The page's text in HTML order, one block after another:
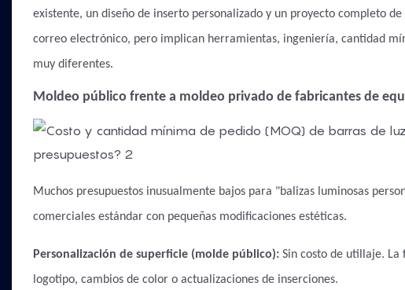
existente, un diseño de inserto personalizado y un proyecto completo
correo electrónico, pero implican herramientas, ingeniería, cantidad
muy diferentes.
Moldeo público frente a moldeo privado de fabricantes de
Muchos presupuestos inusualmente bajos para "balizas luminosas
comerciales estándar con pequeñas modificaciones estéticas.
Personalización de superficie (molde público):Sin costo de utillaje. La
logotipo, cambios de color o actualizaciones de inserciones.